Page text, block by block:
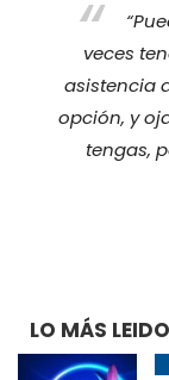
veces
asistencia
opción, y
tengas,
LO MÁS LEIDO